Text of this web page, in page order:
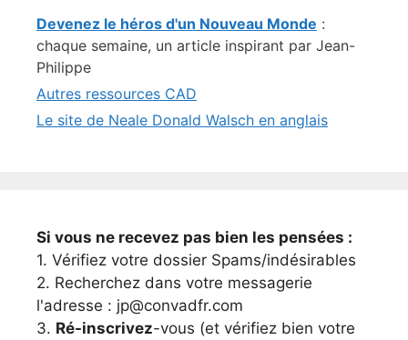
Devenez le héros d'un Nouveau Monde :
chaque semaine, un article inspirant par Jean-
Philippe
Autres ressources CAD
Le site de Neale Donald Walsch en anglais
Si vous ne recevez pas bien les pensées :
1. Vérifiez votre dossier Spams/indésirables
2. Recherchez dans votre messagerie
l'adresse : jp@convadfr.com
3. Ré-inscrivez-vous (et vérifiez bien votre